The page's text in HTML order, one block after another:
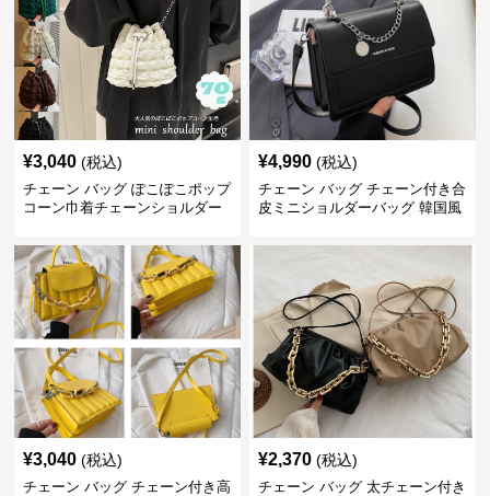
¥3,040 (税込)
チェーン バッグ ぽこぽこポップ
コーン巾着チェーンショルダー
¥4,990 (税込)
チェーン バッグ チェーン付き合
皮ミニショルダーバッグ 韓国風
¥3,040 (税込)
チェーン バッグ チェーン付き高
¥2,370 (税込)
チェーン バッグ 太チェーン付き